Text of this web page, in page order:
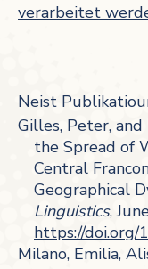
verarbeitet
Neist
Gilles, Peter, and
the Spread of
Central
Geographical
Linguistics,
https://
Milano, Emilia,